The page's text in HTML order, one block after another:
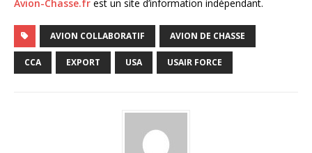
Avion-Chasse.fr est un site d’information indépendant.
AVION COLLABORATIF AVION DE CHASSE
CCA EXPORT USA USAIR FORCE